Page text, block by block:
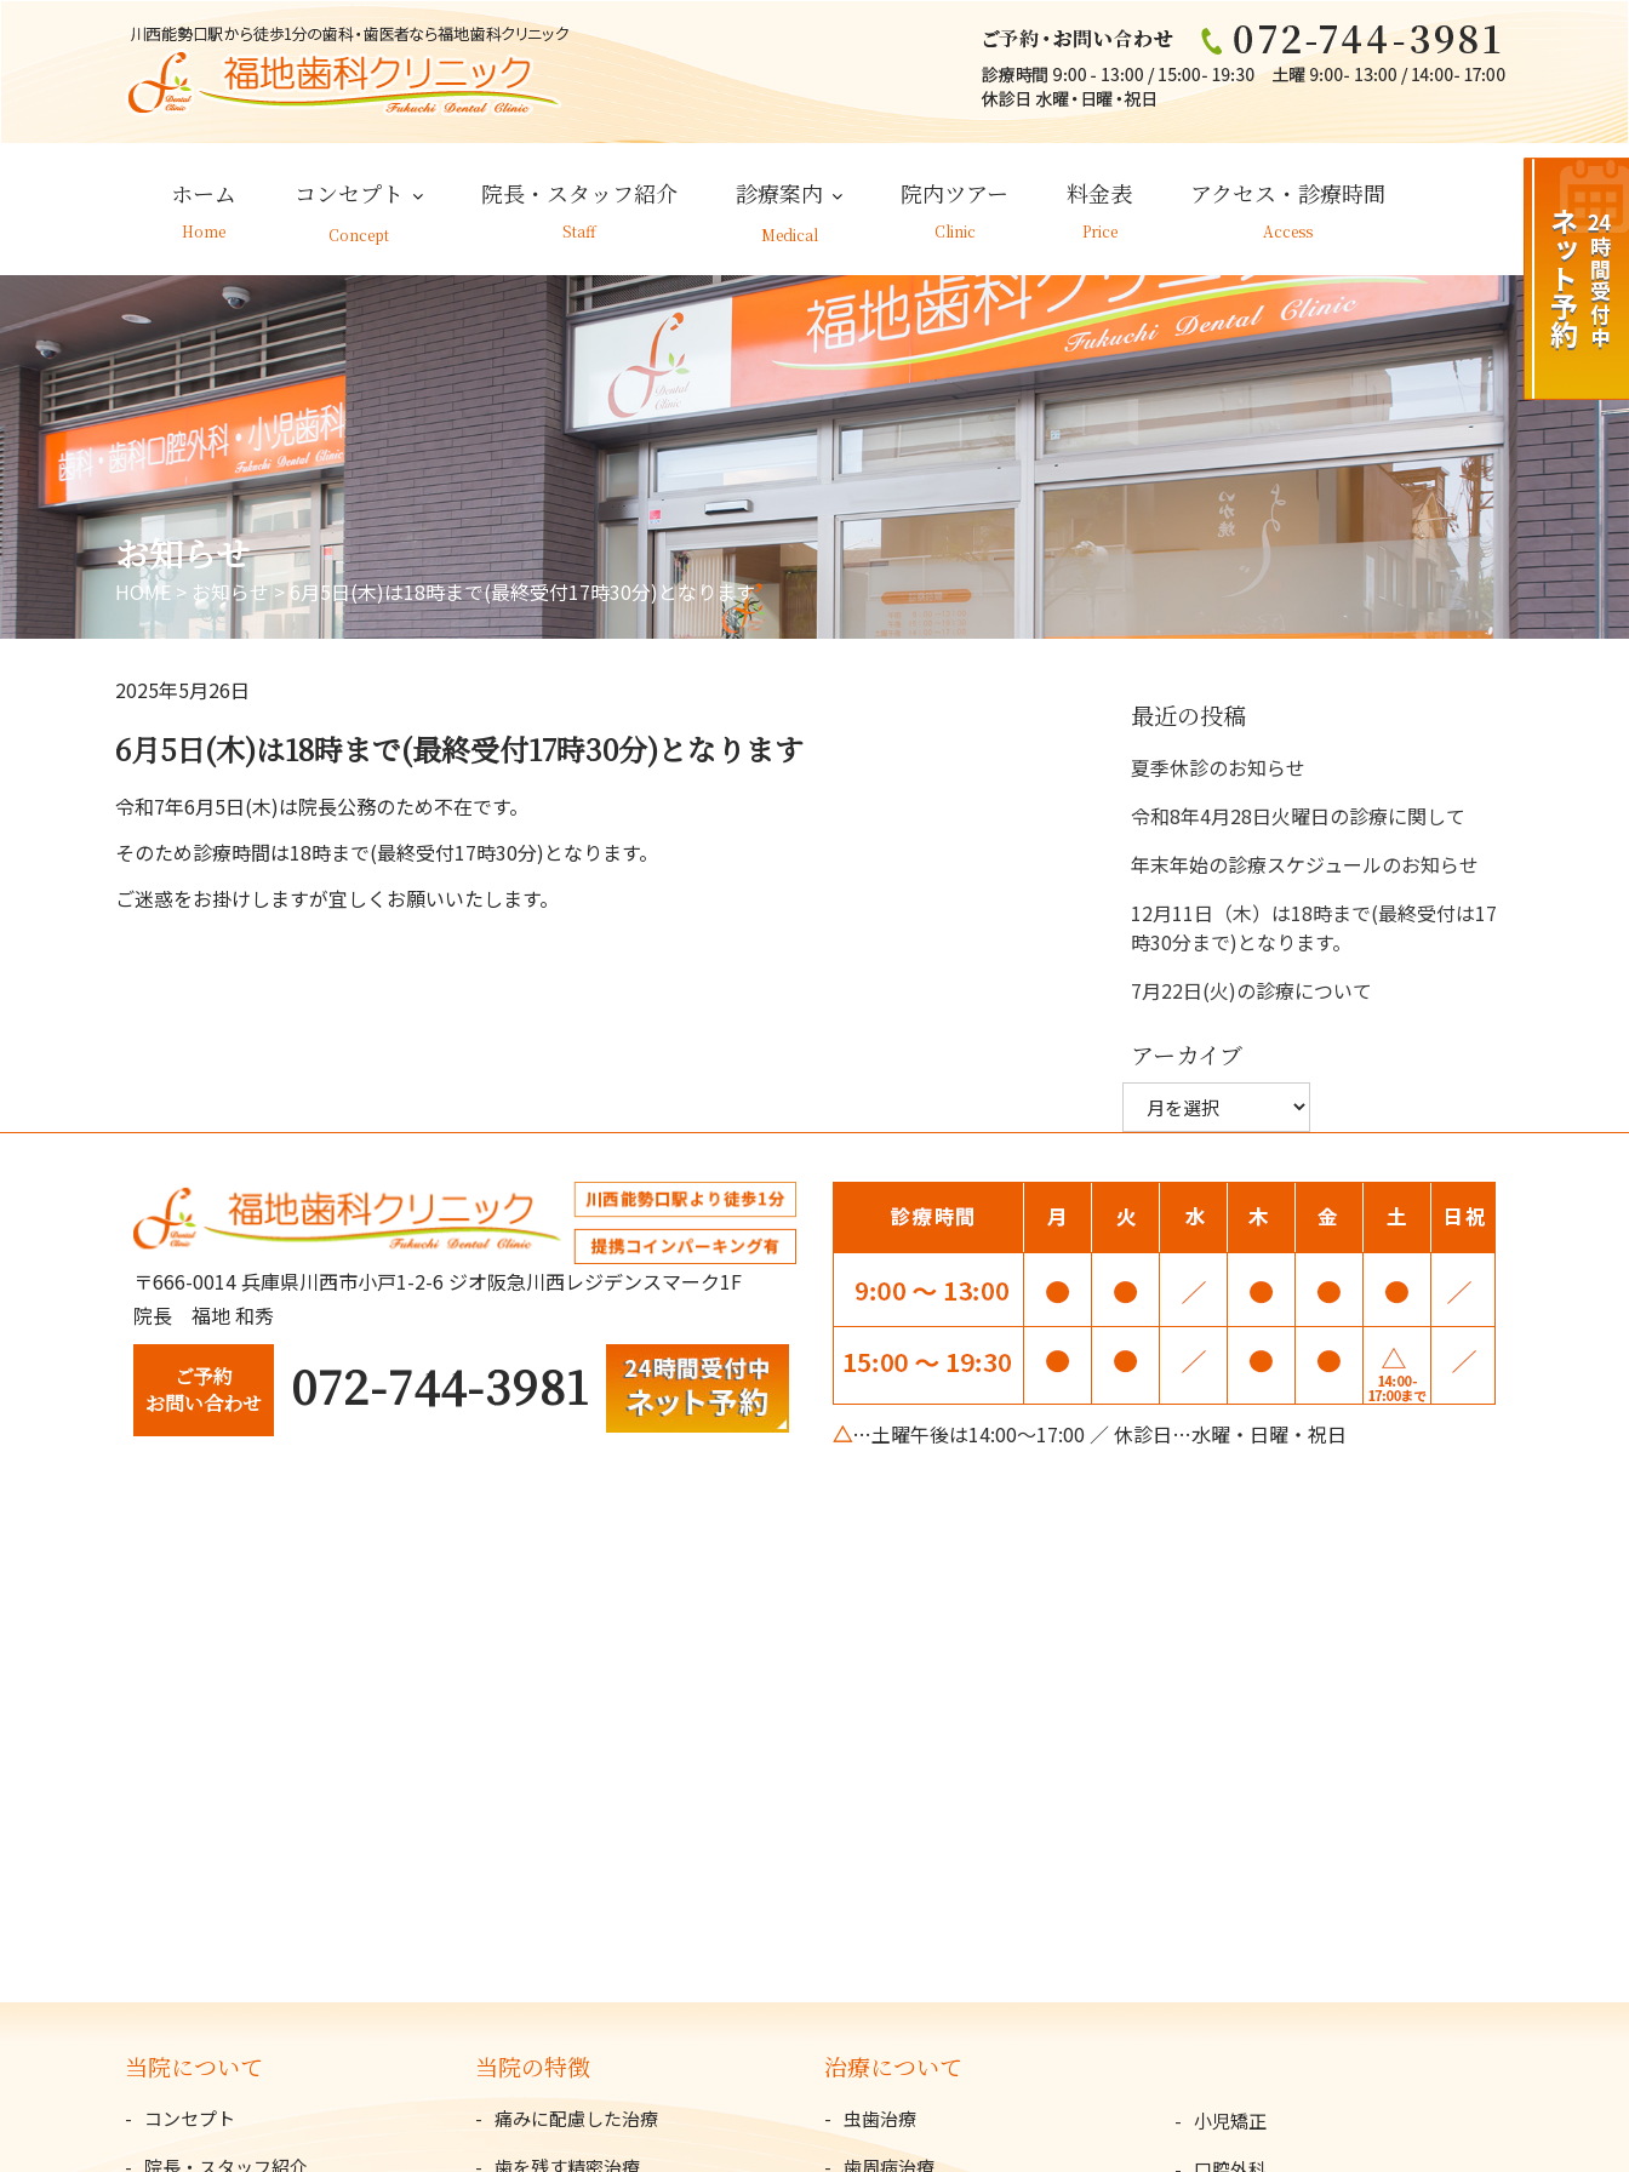
ホーム コンセプト 院長・スタッフ紹介 診療案内 院内ツアー 料金表 アクセス・診療時間
お知らせ
HOME > お知らせ>6月5日(木)は18時まで(最終受付17時30分)となります
2025年5月26日
6月5日(木)は18時まで(最終受付17時30分)となります
令和7年6月5日(木)は院長公務のため不在です。
そのため診療時間は18時まで(最終受付17時30分)となります。
ご迷惑をお掛けしますが宜しくお願いいたします。
最近の投稿
夏季休診のお知らせ
令和8年4月28日火曜日の診療に関して
年末年始の診療スケジュールのお知らせ
12月11日（木）は18時まで(最終受付は17
時30分まで)となります。
7月22日(火)の診療について
アーカイブ
〒666-0014 兵庫県川西市小戸1-2-6 ジオ阪急川西レジデンスマーク1F
院長 福地 和秀
ご予約
お問い合わせ
072-744-3981
△…土曜午後は14:00～17:00 ／ 休診日…水曜・日曜・祝日
当院について
コンセプト
院長・スタッフ紹介
当院の特徴
痛みに配慮した治療
歯を残す精密治療
治療について
虫歯治療
歯周病治療
小児矯正